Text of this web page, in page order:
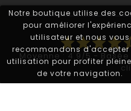
Notre boutique utilise des
pour améliorer
utilisateur et nous vous
recommandons d'accepter
utilisation pour profiter
de votre navigation.
starstarstarstar
Moyenne :4.9/5- Basée